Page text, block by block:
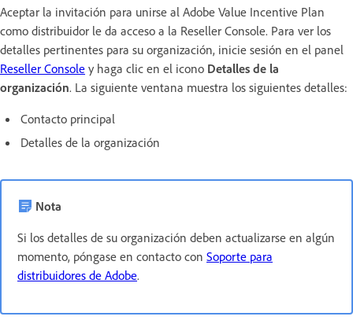
Aceptar la invitación para unirse al Adobe Value Incentive Plan
como distribuidor le da acceso a la Reseller Console. Para ver los
detalles pertinentes para su organización, inicie sesión en el panel
Reseller Console y haga clic en el icono Detalles de la
organización. La siguiente ventana muestra los siguientes detalles:
Contacto principal
Detalles de la organización
Nota
Si los detalles de su organización deben actualizarse en algún
momento, póngase en contacto con Soporte para
distribuidores de Adobe.